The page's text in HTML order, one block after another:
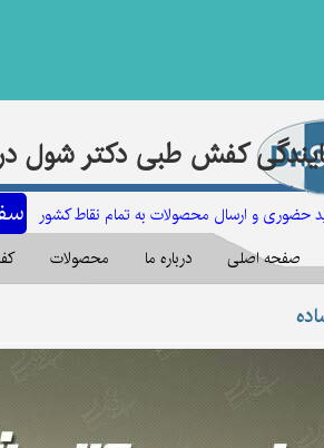
کفش طبی دکتر شول
حضوری و ارسال محصولات به تمام نقاط کشور
صفحه اصلی درباره ما محصولات